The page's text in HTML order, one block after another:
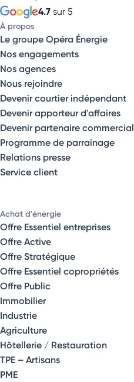
4.7 sur 5
À propos
Le groupe Opéra Énergie
Nos engagements
Nos agences
Nous rejoindre
Devenir courtier indépendant
Devenir apporteur d'affaires
Devenir partenaire commercial
Programme de parrainage
Relations presse
Service client
Achat d'énergie
Offre Essentiel entreprises
Offre Active
Offre Stratégique
Offre Essentiel copropriétés
Offre Public
Immobilier
Industrie
Agriculture
Hôtellerie / Restauration
TPE – Artisans
PME